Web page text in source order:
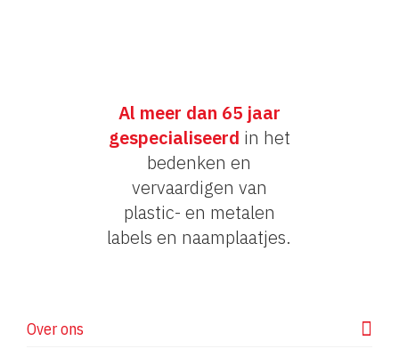
Al meer dan 65 jaar
gespecialiseerd in het
bedenken en
vervaardigen van
plastic- en metalen
labels en naamplaatjes.
Over ons